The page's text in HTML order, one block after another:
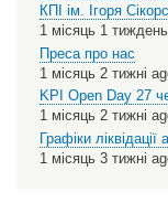
КПІ ім. Ігоря
1 місяць 1
Преса про нас
1 місяць 2 тижні
KPI Open Day 27
1 місяць 2 тижні
Графіки
1 місяць 3 тижні